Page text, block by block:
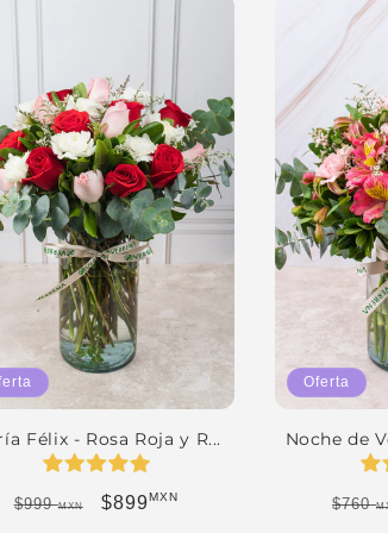
Félix - Rosa Roja y R...
Precio habitual
$999MXN Precio de oferta
$899MXN
Oferta
Noche de
$760